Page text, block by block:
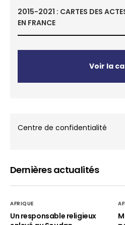
2015-2021 : CARTES DES
EN FRANCE
Voir la
Centre de confidentialité
Dernières actualités
AFRIQUE
Un responsable religieux